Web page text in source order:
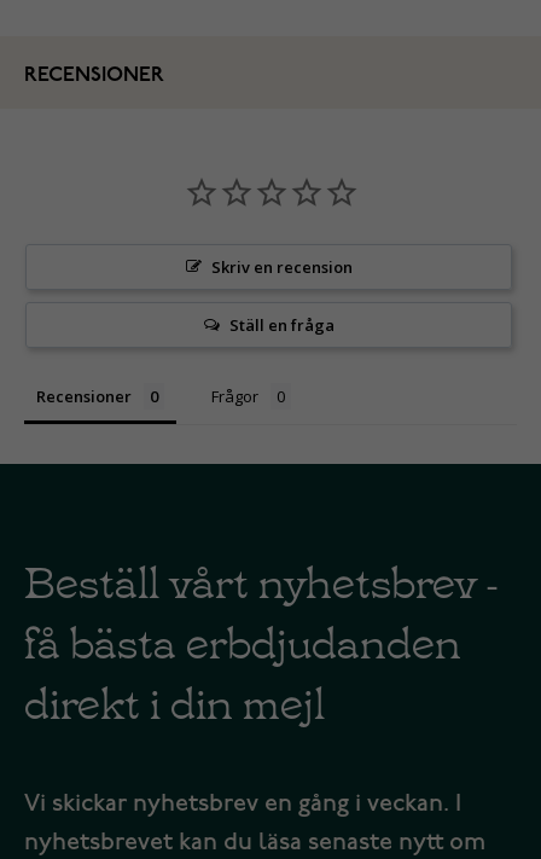
RECENSIONER
Skriv en recension
Ställ en fråga
Recensioner Frågor
Beställ vårt nyhetsbrev -
få bästa erbdjudanden
direkt i din mejl
Vi skickar nyhetsbrev en gång i veckan. I
nyhetsbrevet kan du läsa senaste nytt om